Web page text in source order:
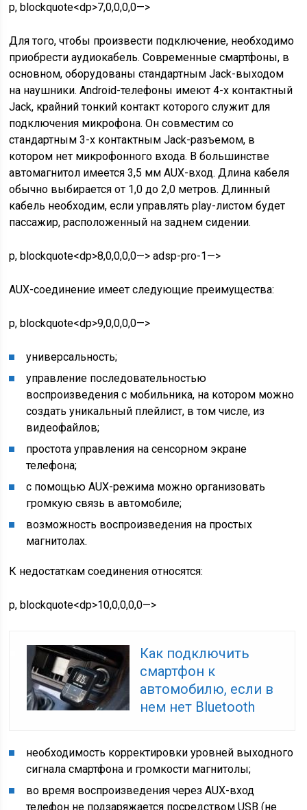
p, blockquote<dp>7,0,0,0,0—>
Для того, чтобы произвести подключение, необходимо
приобрести аудиокабель. Современные смартфоны, в
основном, оборудованы стандартным Jack-выходом
на наушники. Android-телефоны имеют 4-х контактный
Jack, крайний тонкий контакт которого служит для
подключения микрофона. Он совместим со
стандартным 3-х контактным Jack-разъемом, в
котором нет микрофонного входа. В большинстве
автомагнитол имеется 3,5 мм AUX-вход. Длина кабеля
обычно выбирается от 1,0 до 2,0 метров. Длинный
кабель необходим, если управлять play-листом будет
пассажир, расположенный на заднем сидении.
p, blockquote<dp>8,0,0,0,0—> adsp-pro-1—>
AUX-соединение имеет следующие преимущества:
p, blockquote<dp>9,0,0,0,0—>
универсальность;
управление последовательностью
воспроизведения с мобильника, на котором можно
создать уникальный плейлист, в том числе, из
видеофайлов;
простота управления на сенсорном экране
телефона;
с помощью AUX-режима можно организовать
громкую связь в автомобиле;
возможность воспроизведения на простых
магнитолах.
К недостаткам соединения относятся:
p, blockquote<dp>10,0,0,0,0—>
Как подключить
смартфон к
автомобилю, если в
нем нет Bluetooth
необходимость корректировки уровней выходного
сигнала смартфона и громкости магнитолы;
во время воспроизведения через AUX-вход
телефон не подзаряжается посредством USB (не